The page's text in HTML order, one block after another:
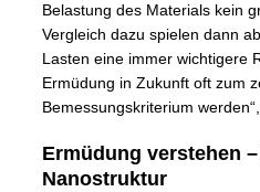
Belastung des Materials kein
Vergleich dazu spielen dann
Lasten eine immer wichtigere
Ermüdung in Zukunft oft zum
Bemessungskriterium
Ermüdung verstehen
Nanostruktur